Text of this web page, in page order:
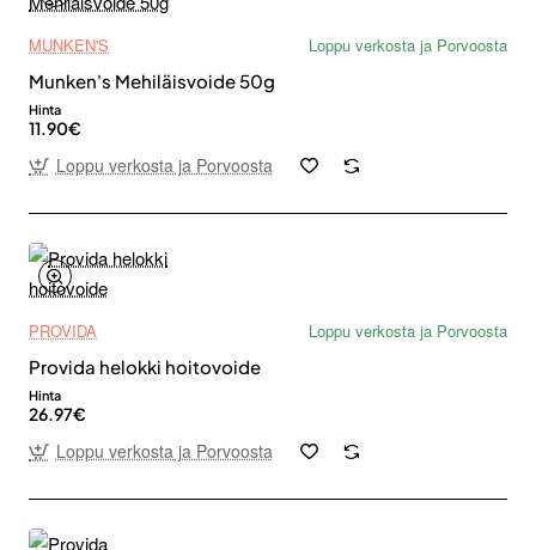
MUNKEN'S
Loppu verkosta ja Porvoosta
Munken's Mehiläisvoide 50g
Hinta
11.90€
Loppu verkosta ja Porvoosta
PROVIDA
Loppu verkosta ja Porvoosta
Provida helokki hoitovoide
Hinta
26.97€
Loppu verkosta ja Porvoosta